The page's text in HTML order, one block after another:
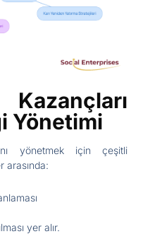
Yönetimi
yönetmek için çeşitli
arasında:
yer alır.